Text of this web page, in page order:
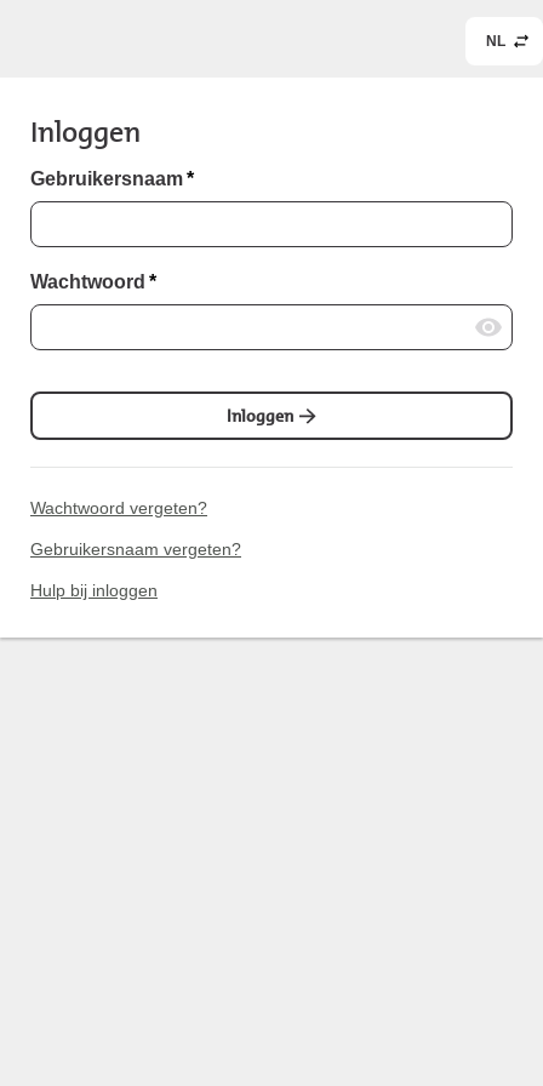
NL
Inloggen
Gebruikersnaam*
Wachtwoord *
Inloggen
Wachtwoord vergeten?
Gebruikersnaam vergeten?
Hulp bij inloggen